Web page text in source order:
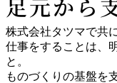
株式会社タツマで共
仕事をすることは、
と。
ものづくりの基盤を